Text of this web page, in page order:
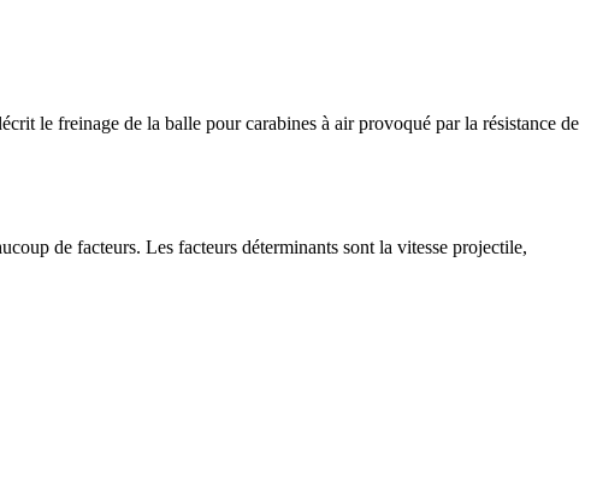
le freinage de la balle pour carabines à air provoqué par la résistance de
de facteurs. Les facteurs déterminants sont la vitesse projectile,